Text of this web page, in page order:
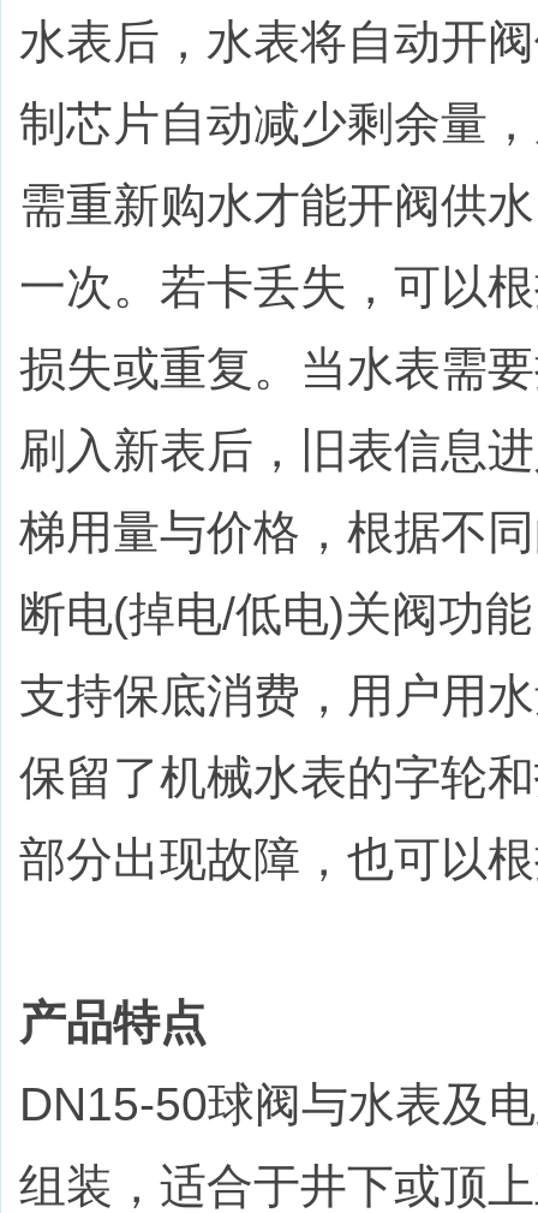
水表后，水表将自动开
制芯片自动减少剩余量
需重新购水才能开阀供
一次。若卡丢失，可以
损失或重复。当水表需
刷入新表后，旧表信息
梯用量与价格，根据不
断电(掉电/低电)关阀功
支持保底消费，用户用
保留了机械水表的字轮
部分出现故障，也可以
产品特点
DN15-50球阀与水表及
组装，适合于井下或顶